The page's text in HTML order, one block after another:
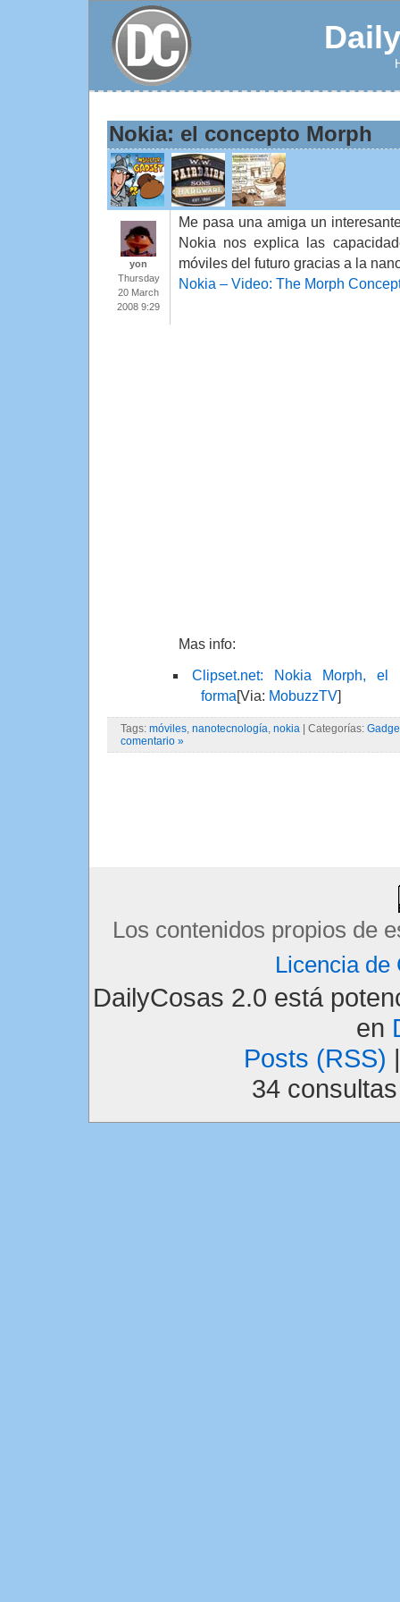
Nokia: el concepto Morph
yon
Thursday
20 March
2008 9:29
Me pasa una amiga un
Nokia nos explica las
móviles del futuro gracias a la
Nokia – Video: The Morph
Mas info:
Clipset.net: Nokia Morph,
forma[Via: MobuzzTV]
Tags: móviles, nanotecnología, nokia | Categorías:
comentario »
Los contenidos propios de
Licencia de
DailyCosas 2.0 está
en
Posts (RSS)
34